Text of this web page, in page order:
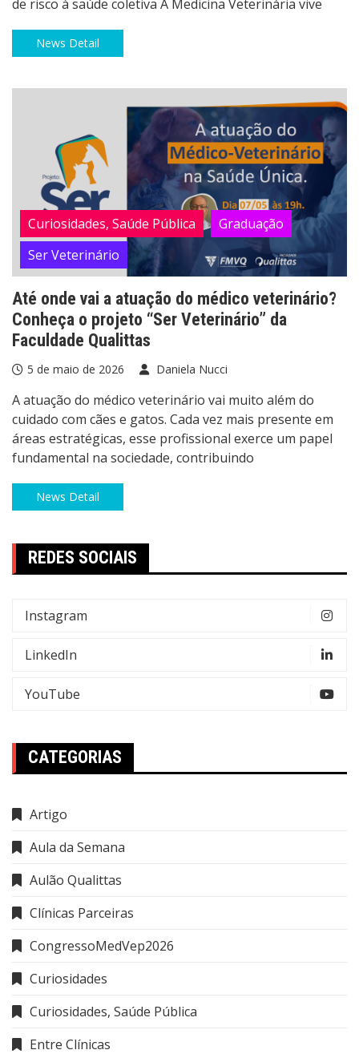
de risco à saúde coletiva A Medicina Veterinária vive
News Detail
Curiosidades, Saúde Pública
Graduação
Ser Veterinário
Até onde vai a atuação do médico veterinário?
Conheça o projeto “Ser Veterinário” da
Faculdade Qualittas
5 de maio de 2026 Daniela Nucci
A atuação do médico veterinário vai muito além do
cuidado com cães e gatos. Cada vez mais presente em
áreas estratégicas, esse profissional exerce um papel
fundamental na sociedade, contribuindo
News Detail
REDES SOCIAIS
Instagram
LinkedIn
YouTube
CATEGORIAS
Artigo
Aula da Semana
Aulão Qualittas
Clínicas Parceiras
CongressoMedVep2026
Curiosidades
Curiosidades, Saúde Pública
Entre Clínicas